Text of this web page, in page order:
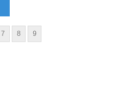
7 8 9